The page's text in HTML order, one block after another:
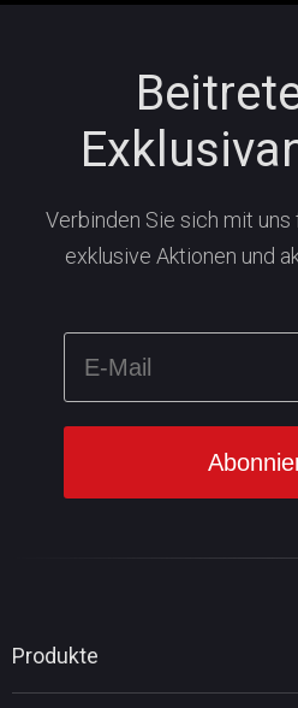
Verbinden Sie sich mit
exklusive Aktionen und
Produkte